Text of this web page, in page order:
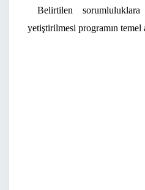
Belirtilen
yetiştirilmesi programın temel